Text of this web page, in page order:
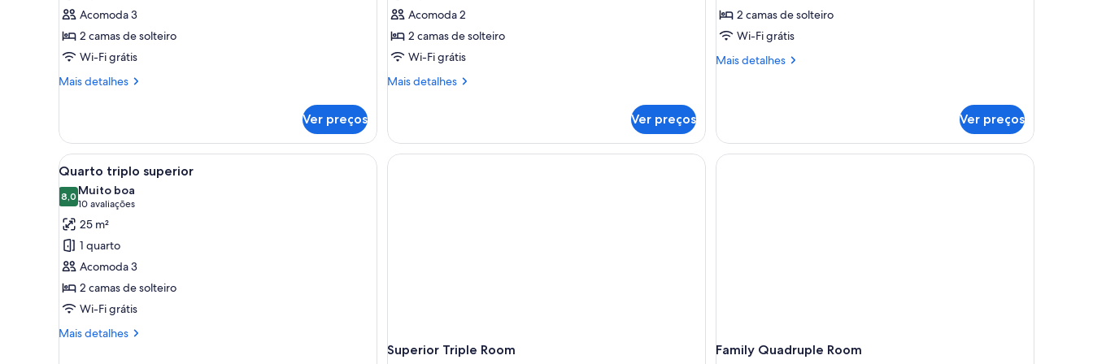
duplo
conforto
Acomoda 3
2 camas de solteiro
Wi-Fi grátis
Mais detalhes
Mais
duplo
conforto
Ver preços
duplo
superior
Acomoda 2
2 camas de solteiro
Wi-Fi grátis
Mais detalhes
Mais
duplo
superior
Ver preços
família
2 camas de solteiro
Wi-Fi grátis
Mais detalhes
Mais
Ver preços
Carrega
todas
as
fotos
de
Quarto
triplo
superior
Quarto de hotel com cama, escrivaninha, cadeira, televisão e um quadro na parede.
5
Quarto triplo superior
8,08,0 de 10
Muito boa
10 avaliações
(10
avaliações)
25 m²
1 quarto
Acomoda 3
2 camas de solteiro
Wi-Fi grátis
Mais detalhes
Mais
Superior Triple Room Family Quadruple Room